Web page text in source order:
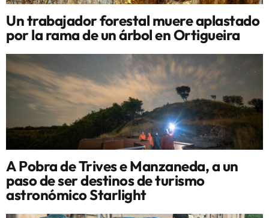
Un trabajador forestal muere aplastado
por la rama de un árbol en Ortigueira
A Pobra de Trives e Manzaneda, a un
paso de ser destinos de turismo
astronómico Starlight